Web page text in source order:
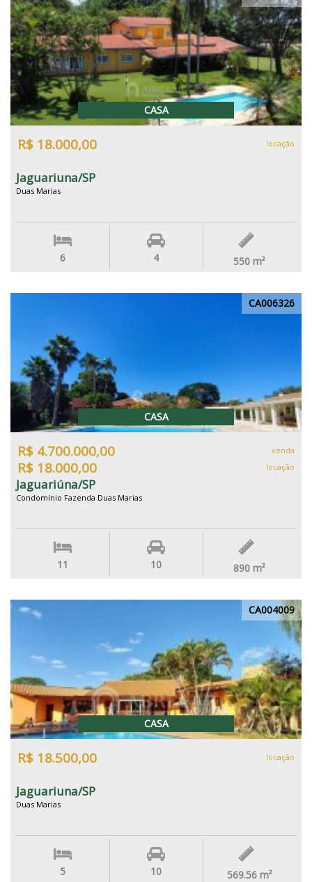
CASA
R$ 18.000,00 locação
Jaguariuna/SP
Duas Marias
6 4 550 m²
CA006326
CASA
R$ 4.700.000,00 venda
R$ 18.000,00 locação
Jaguariúna/SP
Condomínio Fazenda Duas Marias
11 10 890 m²
CA004009
CASA
R$ 18.500,00 locação
Jaguariuna/SP
Duas Marias
5 10 569.56 m²